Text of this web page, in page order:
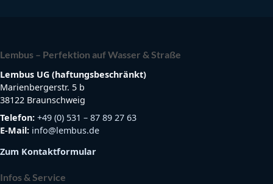
Lembus – Perfektion auf Wasser & Straße
Lembus UG (haftungsbeschränkt)
Marienbergerstr. 5 b
38122 Braunschweig
Telefon: +49 (0) 531 – 87 89 27 63
E-Mail: info@lembus.de
Zum Kontaktformular
Infos & Service